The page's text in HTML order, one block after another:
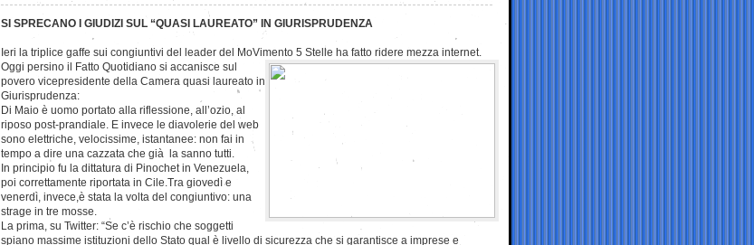
SI SPRECANO I GIUDIZI SUL “QUASI LAUREATO” IN GIURISPRUDENZA
Ieri la triplice gaffe sui congiuntivi del leader del MoVimento 5 Stelle ha fatto ridere mezza internet.
Oggi persino il Fatto Quotidiano si accanisce sul
povero vicepresidente della Camera quasi laureato in
Giurisprudenza:
Di Maio è uomo portato alla riflessione, all’ozio, al
riposo post-prandiale. E invece le diavolerie del web
sono elettriche, velocissime, istantanee: non fai in
tempo a dire una cazzata che già la sanno tutti.
In principio fu la dittatura di Pinochet in Venezuela,
poi correttamente riportata in Cile.Tra giovedì e
venerdì, invece,è stata la volta del congiuntivo: una
strage in tre mosse.
La prima, su Twitter: “Se c’è rischio che soggetti
spiano massime istituzioni dello Stato qual è livello di sicurezza che si garantisce a imprese e